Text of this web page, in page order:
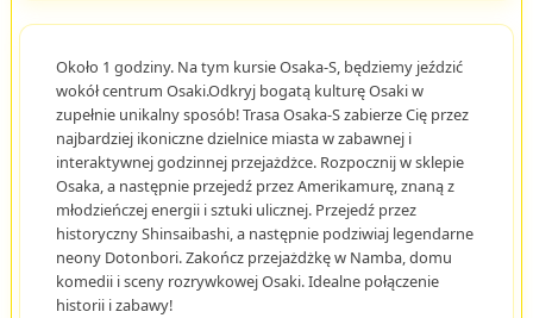
Około 1 godziny. Na tym kursie Osaka-S, będziemy jeździć
wokół centrum Osaki.Odkryj bogatą kulturę Osaki w
zupełnie unikalny sposób! Trasa Osaka-S zabierze Cię przez
najbardziej ikoniczne dzielnice miasta w zabawnej i
interaktywnej godzinnej przejażdżce. Rozpocznij w sklepie
Osaka, a następnie przejedź przez Amerikamurę, znaną z
młodzieńczej energii i sztuki ulicznej. Przejedź przez
historyczny Shinsaibashi, a następnie podziwiaj legendarne
neony Dotonbori. Zakończ przejażdżkę w Namba, domu
komedii i sceny rozrywkowej Osaki. Idealne połączenie
historii i zabawy!